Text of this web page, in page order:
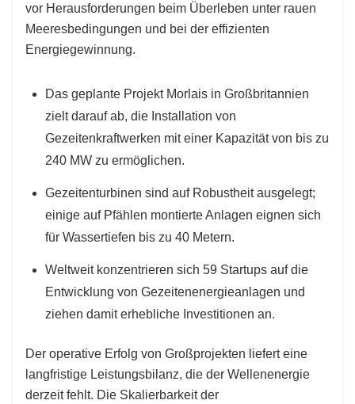
vor Herausforderungen beim Überleben unter rauen
Meeresbedingungen und bei der effizienten
Energiegewinnung.
Das geplante Projekt Morlais in Großbritannien
zielt darauf ab, die Installation von
Gezeitenkraftwerken mit einer Kapazität von bis zu
240 MW zu ermöglichen.
Gezeitenturbinen sind auf Robustheit ausgelegt;
einige auf Pfählen montierte Anlagen eignen sich
für Wassertiefen bis zu 40 Metern.
Weltweit konzentrieren sich 59 Startups auf die
Entwicklung von Gezeitenenergieanlagen und
ziehen damit erhebliche Investitionen an.
Der operative Erfolg von Großprojekten liefert eine
langfristige Leistungsbilanz, die der Wellenenergie
derzeit fehlt. Die Skalierbarkeit der